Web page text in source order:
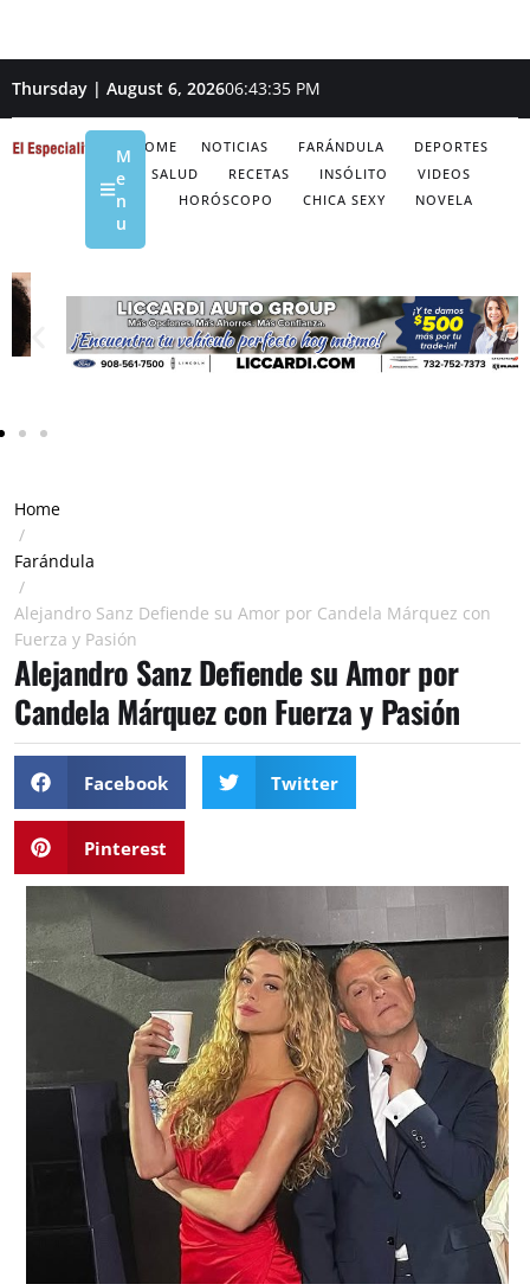
Thursday | August 6, 202606:43:36 PM
HOME NOTICIAS FARÁNDULA
DEPORTES
SALUD
RECETAS INSÓLITO
VIDEOS
HORÓSCOPO
CHICA SEXY NOVELA
M
e
n
u
Home
/
Farándula
/
Alejandro Sanz Defiende su Amor por Candela Márquez con
Fuerza y Pasión
Alejandro Sanz Defiende su Amor por
Candela Márquez con Fuerza y Pasión
Facebook Twitter
Pinterest